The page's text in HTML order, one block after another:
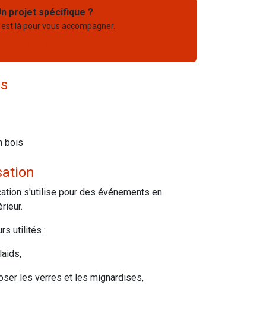
projet spécifique ?
là pour vous accompagner.
bois
s'utilise pour des événements en
utilités :
les verres et les mignardises,